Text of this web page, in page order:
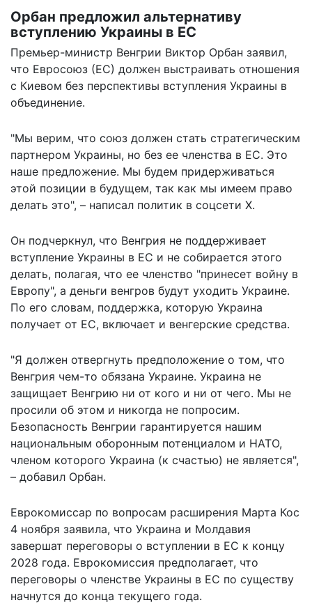
Орбан предложил альтернативу
вступлению Украины в ЕС
Премьер-министр Венгрии Виктор Орбан заявил,
что Евросоюз (ЕС) должен выстраивать отношения
с Киевом без перспективы вступления Украины в
объединение.
"Мы верим, что союз должен стать стратегическим
партнером Украины, но без ее членства в ЕС. Это
наше предложение. Мы будем придерживаться
этой позиции в будущем, так как мы имеем право
делать это", – написал политик в соцсети X.
Он подчеркнул, что Венгрия не поддерживает
вступление Украины в ЕС и не собирается этого
делать, полагая, что ее членство "принесет войну в
Европу", а деньги венгров будут уходить Украине.
По его словам, поддержка, которую Украина
получает от ЕС, включает и венгерские средства.
"Я должен отвергнуть предположение о том, что
Венгрия чем-то обязана Украине. Украина не
защищает Венгрию ни от кого и ни от чего. Мы не
просили об этом и никогда не попросим.
Безопасность Венгрии гарантируется нашим
национальным оборонным потенциалом и НАТО,
членом которого Украина (к счастью) не является",
– добавил Орбан.
Еврокомиссар по вопросам расширения Марта Кос
4 ноября заявила, что Украина и Молдавия
завершат переговоры о вступлении в ЕС к концу
2028 года. Еврокомиссия предполагает, что
переговоры о членстве Украины в ЕС по существу
начнутся до конца текущего года.